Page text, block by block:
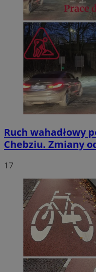
Ruch wahadłowy
Chebziu. Zmiany
17